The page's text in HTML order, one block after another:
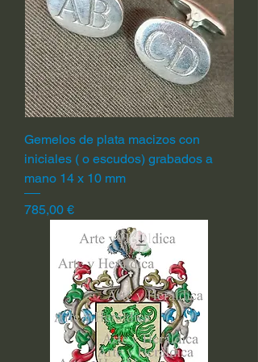
Gemelos de plata macizos con
iniciales ( o escudos) grabados a
mano 14 x 10 mm
Precio
785,00 €